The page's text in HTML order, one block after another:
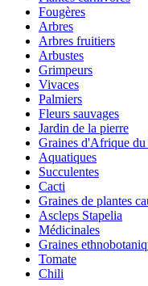
Fougères
Arbres
Arbres fruitiers
Arbustes
Grimpeurs
Vivaces
Palmiers
Fleurs sauvages
Jardin de la pierre
Graines d'Afrique du
Aquatiques
Succulentes
Cacti
Graines de plantes
Ascleps Stapelia
Médicinales
Graines
Tomate
Chili